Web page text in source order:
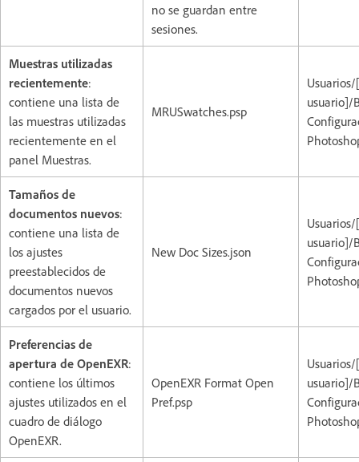
no se guardan entre
sesiones.
Muestras utilizadas
recientemente:
contiene una lista de
las muestras utilizadas
recientemente en el
panel Muestras.
MRUSwatches.psp
usuario]/
Tamaños de
documentos nuevos:
contiene una lista de
los ajustes
preestablecidos de
documentos nuevos
cargados por el usuario.
New Doc Sizes.json
usuario]/
Preferencias de
apertura de OpenEXR:
contiene los últimos
ajustes utilizados en el
cuadro de diálogo
OpenEXR.
OpenEXR Format Open
Pref.psp
usuario]/